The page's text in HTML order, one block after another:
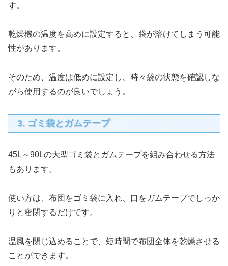
す。
乾燥機の温度を高めに設定すると、袋が溶けてしまう可能
性があります。
そのため、温度は低めに設定し、時々袋の状態を確認しな
がら使用するのが良いでしょう。
3. ゴミ袋とガムテープ
45L～90Lの大型ゴミ袋とガムテープを組み合わせる方法
もあります。
使い方は、布団をゴミ袋に入れ、口をガムテープでしっか
りと密閉するだけです。
温風を閉じ込めることで、短時間で布団全体を乾燥させる
ことができます。